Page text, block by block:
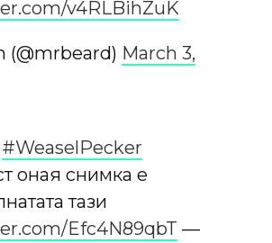
v4RLBihZuK
(@mrbeard) March 3,
#WeaselPecker
оная снимка е
тази
Efc4N89qbT —